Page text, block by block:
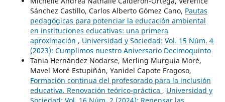
Sánchez Castillo, Carlos Alberto Gómez Cano, Pautas
pedagógicas para potenciar la educación ambiental
en instituciones educativas: una primera
aproximación , Universidad y Sociedad: Vol. 15 Núm. 4
(2023): Cumplimos nuestro Aniversario Decimoquinto
Tania Hernández Nodarse, Merling Murguia Moré,
Mavel Moré Estupiñán, Yanidel Capote Fragoso,
Formación continua del profesorado para la inclusión
educativa. Renovación teórico-práctica , Universidad y